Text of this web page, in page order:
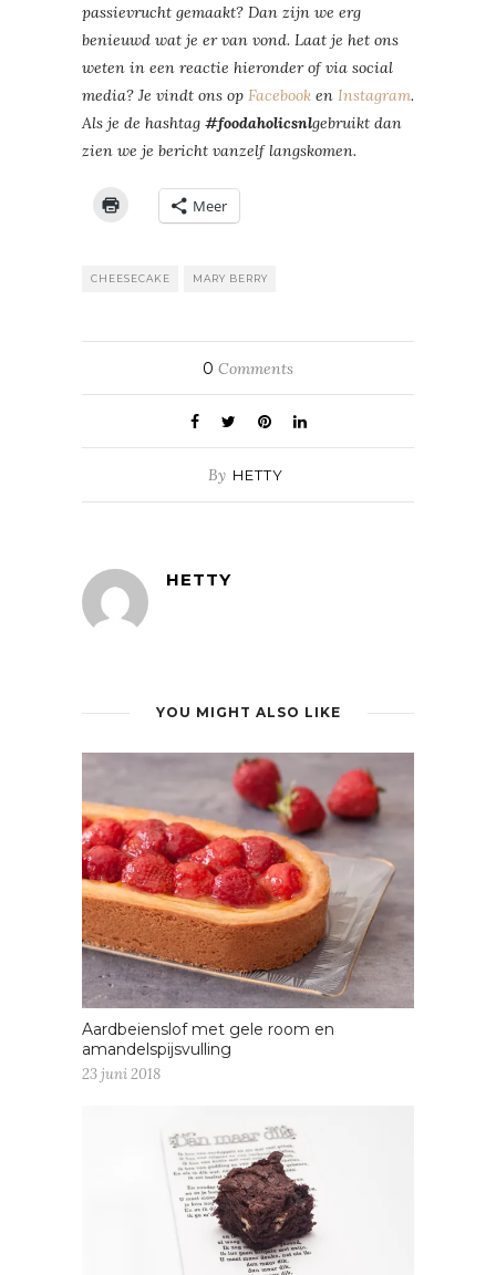
passievrucht gemaakt? Dan zijn we erg
benieuwd wat je er van vond. Laat je het ons
weten in een reactie hieronder of via social
media? Je vindt ons op Facebook en Instagram.
Als je de hashtag #foodaholicsnlgebruikt dan
zien we je bericht vanzelf langskomen.
Meer
CHEESECAKE MARY BERRY
0 Comments
By HETTY
HETTY
YOU MIGHT ALSO LIKE
Aardbeienslof met gele room en
amandelspijsvulling
23 juni 2018